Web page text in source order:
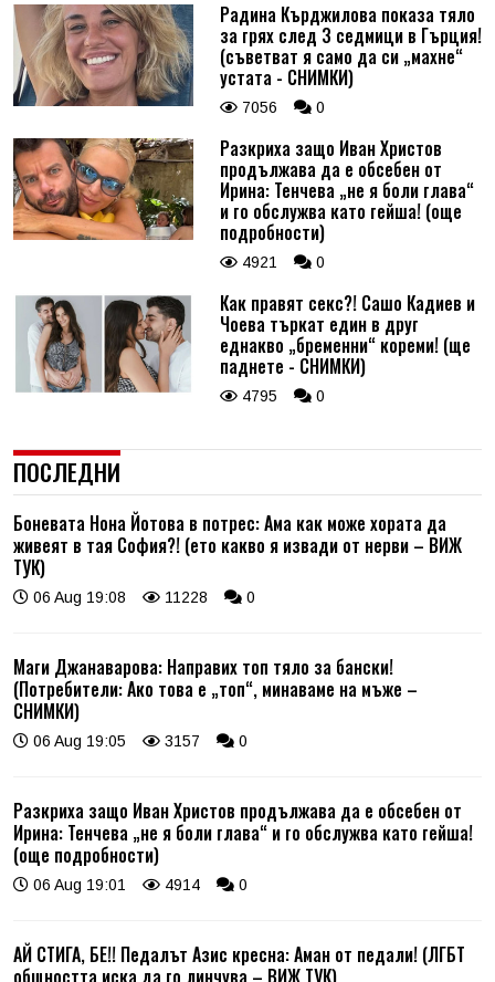
Радина Кърджилова показа тяло
за грях след 3 седмици в Гърция!
(съветват я само да си „махне“
устата - СНИМКИ)
7056 0
Разкриха защо Иван Христов
продължава да е обсебен от
Ирина: Тенчева „не я боли глава“
и го обслужва като гейша! (още
подробности)
4921 0
Как правят секс?! Сашо Кадиев и
Чоева търкат един в друг
еднакво „бременни“ кореми! (ще
паднете - СНИМКИ)
4795 0
ПОСЛЕДНИ
Боневата Нона Йотова в потрес: Ама как може хората да
живеят в тая София?! (ето какво я извади от нерви – ВИЖ
ТУК)
06 Aug 19:08 11228 0
Маги Джанаварова: Направих топ тяло за бански!
(Потребители: Ако това е „топ“, минаваме на мъже –
СНИМКИ)
06 Aug 19:05 3157 0
Разкриха защо Иван Христов продължава да е обсебен от
Ирина: Тенчева „не я боли глава“ и го обслужва като гейша!
(още подробности)
06 Aug 19:01 4914 0
АЙ СТИГА, БЕ!! Педалът Азис кресна: Аман от педали! (ЛГБТ